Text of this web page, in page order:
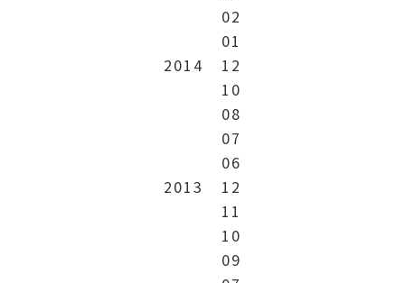
02
01
2014
12
10
08
07
06
2013
12
11
10
09